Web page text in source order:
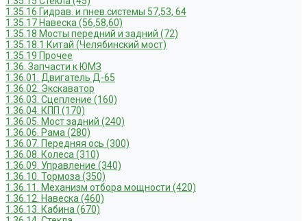
1.35.16 Гидрав. и пнев.системы 57,53, 64
1.35.17 Навеска (56,58,60)
1.35.18 Мосты передний и задний (72)
1.35.18.1 Китай (Челябинский мост)
1.35.19 Прочее
1.36. Запчасти к ЮМЗ
1.36.01. Двигатель Д-65
1.36.02. Экскаватор
1.36.03. Сцепление (160)
1.36.04. КПП (170)
1.36.05. Мост задний (240)
1.36.06. Рама (280)
1.36.07. Передняя ось (300)
1.36.08. Колеса (310)
1.36.09. Управление (340)
1.36.10. Тормоза (350)
1.36.11. Механизм отбора мощности (420)
1.36.12. Навеска (460)
1.36.13. Кабина (670)